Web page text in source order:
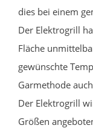
dies bei einem
Der Elektrogrill
Fläche
gewünschte
Garmethode
Der Elektrogrill
Größen